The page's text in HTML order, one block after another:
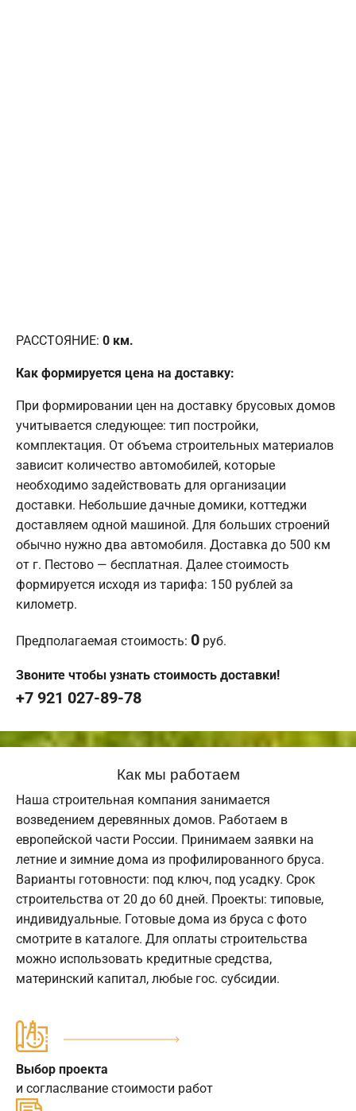
РАССТОЯНИЕ: 0 км.
Как формируется цена на доставку:
При формировании цен на доставку брусовых домов
учитывается следующее: тип постройки,
комплектация. От объема строительных материалов
зависит количество автомобилей, которые
необходимо задействовать для организации
доставки. Небольшие дачные домики, коттеджи
доставляем одной машиной. Для больших строений
обычно нужно два автомобиля. Доставка до 500 км
от г. Пестово — бесплатная. Далее стоимость
формируется исходя из тарифа: 150 рублей за
километр.
Предполагаемая стоимость: 0 руб.
Звоните чтобы узнать стоимость доставки!
+7 921 027-89-78
Как мы работаем
Наша строительная компания занимается
возведением деревянных домов. Работаем в
европейской части России. Принимаем заявки на
летние и зимние дома из профилированного бруса.
Варианты готовности: под ключ, под усадку. Срок
строительства от 20 до 60 дней. Проекты: типовые,
индивидуальные. Готовые дома из бруса с фото
смотрите в каталоге. Для оплаты строительства
можно использовать кредитные средства,
материнский капитал, любые гос. субсидии.
Выбор проекта
и согласлвание стоимости работ